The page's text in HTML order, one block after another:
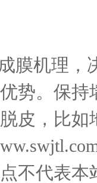
机理，
势。保持
皮，比如
不代表本